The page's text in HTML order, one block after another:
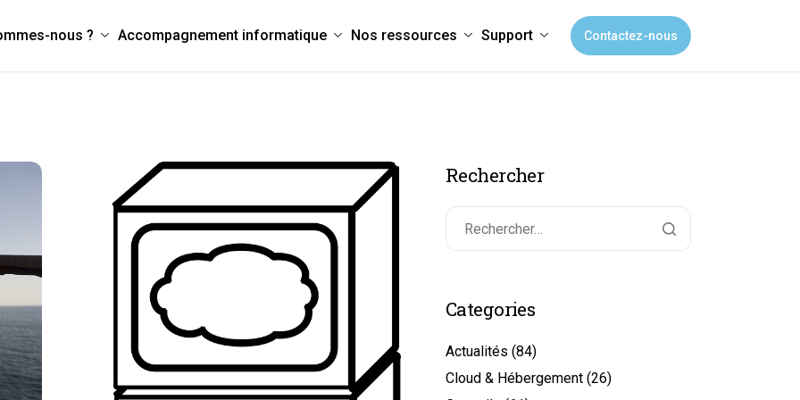
nous ? Accompagnement informatique Nos ressources Support Contactez-nous
Rechercher
Categories
Actualités (84)
Cloud & Hébergement (26)